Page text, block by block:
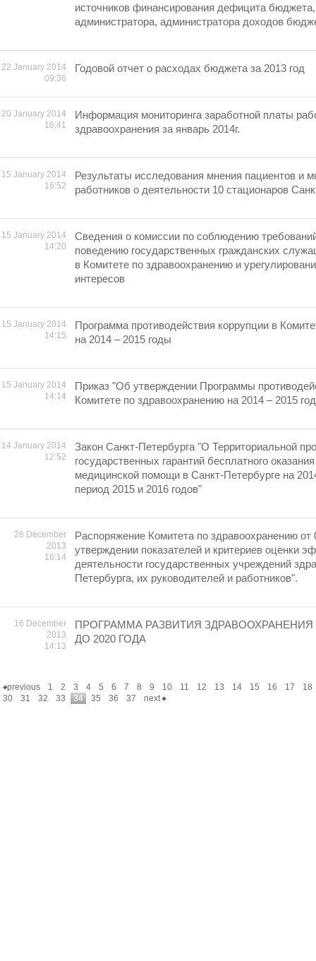
источников финансирования дефицита бюджета,
администратора, администратора доходов
22 January 2014
09:36
Годовой отчет о расходах бюджета за 2013 год
20 January 2014
16:41
Информация мониторинга заработной платы
здравоохранения за январь 2014г.
15 January 2014
16:52
Результаты исследования мнения пациентов и
работников о деятельности 10 стационаров
15 January 2014
14:20
Сведения о комиссии по соблюдению
поведению государственных гражданских
в Комитете по здравоохранению и
интересов
15 January 2014
14:15
Программа противодействия коррупции в
на 2014 – 2015 годы
15 January 2014
14:14
Приказ "Об утверждении Программы
Комитете по здравоохранению на 2014 – 2015
14 January 2014
12:52
Закон Санкт-Петербурга "О Территориальной
государственных гарантий бесплатного
медицинской помощи в Санкт-Петербурге на
период 2015 и 2016 годов"
26 December
2013
16:14
Распоряжение Комитета по здравоохранению
утверждении показателей и критериев оценки
деятельности государственных учреждений
Петербурга, их руководителей и работников".
16 December
2013
14:13
ПРОГРАММА РАЗВИТИЯ ЗДРАВООХРАНЕНИЯ
ДО 2020 ГОДА
previous 1 2 3 4 5 6 7 8 9 10 11 12 13 14 15 16 17
18
30
31 32 33 34 35 36 37 next